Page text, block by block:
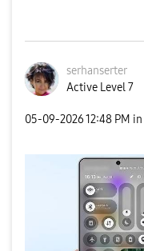
serhanserter
Active Level 7
‎05-09-202612:48 PM in